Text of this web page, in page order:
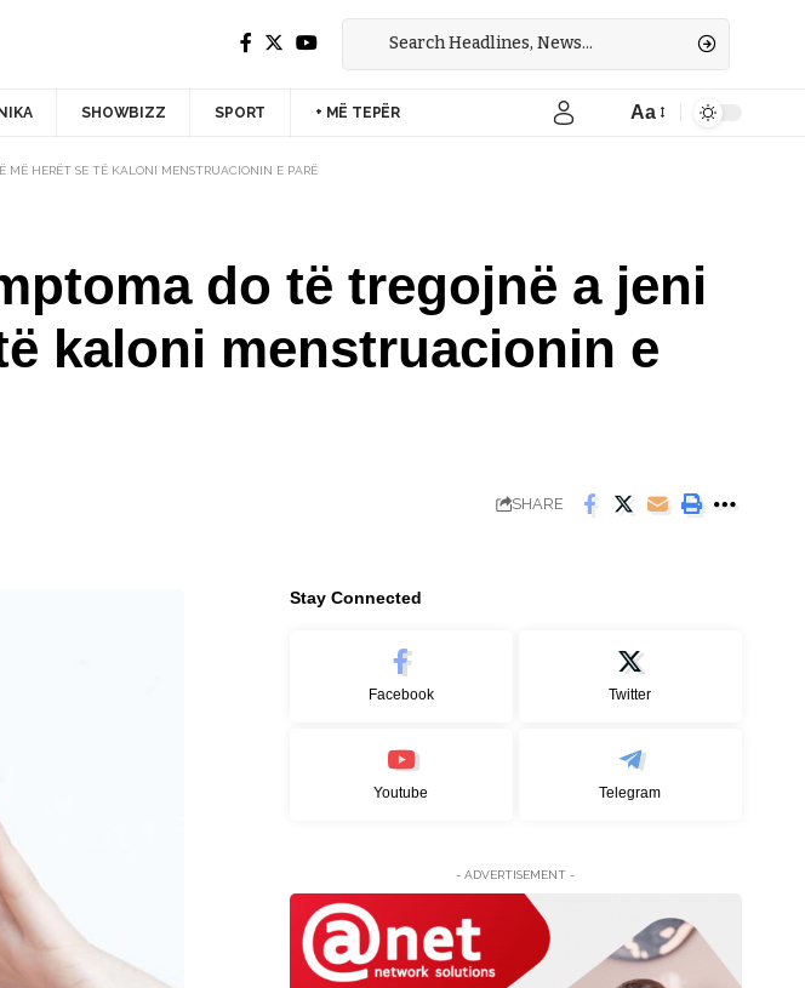
SHOWBIZZ SPORT + MË TEPËR Aa
MË HERËT SE TË KALONI MENSTRUACIONIN E PARË
do të tregojnë a jeni
kaloni menstruacionin e
SHARE
Stay Connected
Facebook Twitter
Youtube Telegram
- ADVERTISEMENT -